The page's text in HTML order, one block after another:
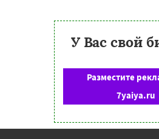
У Вас свой
Разместите
7yaiya.ru